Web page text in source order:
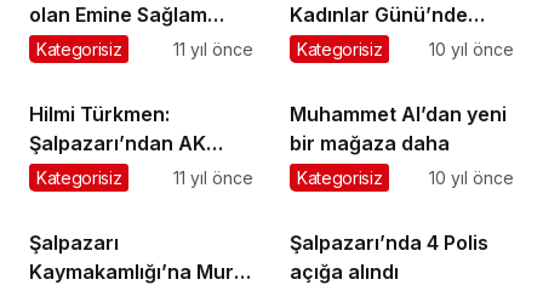
olan Emine Sağlam
hayatını kaybetti
Kategorisiz 11 yıl önce
Kadınlar Günü’nde
çiçek dağıttı
Kategorisiz 10 yıl önce
Hilmi Türkmen:
Şalpazarı’ndan AK
Parti’ye rekor oy
Kategorisiz 11 yıl önce
Muhammet Al’dan yeni
bir mağaza daha
Kategorisiz 10 yıl önce
Şalpazarı
Kaymakamlığı’na Murat
Şalpazarı’nda 4 Polis
açığa alındı